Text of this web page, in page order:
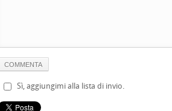
Sì, aggiungimi alla lista di invio.